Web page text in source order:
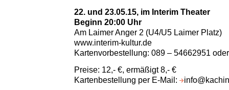
22. und 23.05.15, im Interim Theater
Beginn 20:00 Uhr
Am Laimer Anger 2 (U4/U5 Laimer Platz)
www.interim-kultur.de
Kartenvorbestellung: 089 – 54662951
Preise: 12,- €, ermäßigt 8,- €
Kartenbestellung per E-Mail: